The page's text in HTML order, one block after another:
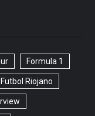
Formula 1
Futbol Riojano